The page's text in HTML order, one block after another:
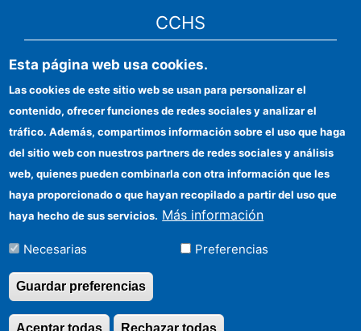
CCHS
Sede electrónica CSIC
Identidad institucional
Información para proveedores
Ayudas FEDER
Organismos financiadores
Contacto
Cómo llegar
Esta página web usa cookies.
Las cookies de este sitio web se usan para personalizar el
contenido, ofrecer funciones de redes sociales y analizar el
tráfico. Además, compartimos información sobre el uso que haga
del sitio web con nuestros partners de redes sociales y análisis
web, quienes pueden combinarla con otra información que les
haya proporcionado o que hayan recopilado a partir del uso que
haya hecho de sus servicios. Más información
Necesarias Preferencias
Guardar preferencias
Rechazar todas
Aceptar todas